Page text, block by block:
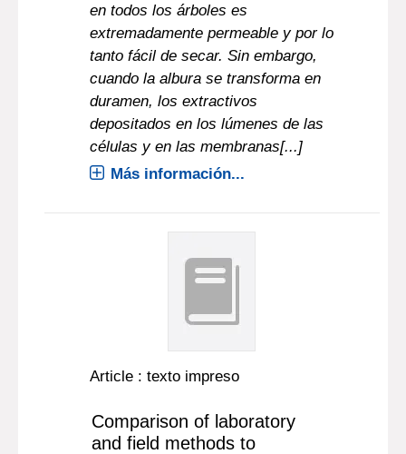
en todos los árboles es
extremadamente permeable y por lo
tanto fácil de secar. Sin embargo,
cuando la albura se transforma en
duramen, los extractivos
depositados en los lúmenes de las
células y en las membranas[...]
Más información...
Article : texto impreso
Comparison of laboratory
and field methods to